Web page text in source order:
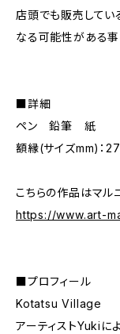
店頭でも販売してい
なる可能性がある事
■詳細
ペン 鉛筆 紙
額縁(サイズmm)：
こちらの作品はマル
https://www.art-
■プロフィール
Kotatsu Village
アーティストYukiに